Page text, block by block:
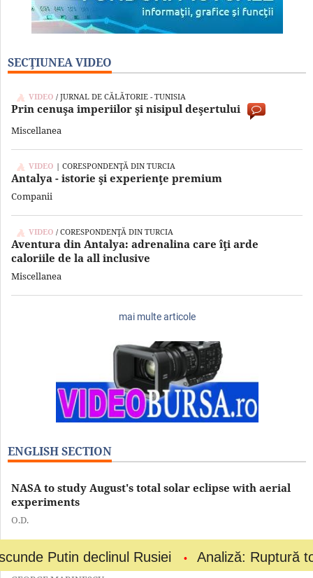
declinul Rusiei Analiză: Ruptură totală la
SECŢIUNEA VIDEO
VIDEO / JURNAL DE CĂLĂTORIE - TUNISIA
Prin cenuşa imperiilor şi nisipul deşertului
Miscellanea
VIDEO | CORESPONDENŢĂ DIN TURCIA
Antalya - istorie şi experienţe premium
Companii
VIDEO / CORESPONDENŢĂ DIN TURCIA
Aventura din Antalya: adrenalina care îţi arde
caloriile de la all inclusive
Miscellanea
mai multe articole
ENGLISH SECTION
NASA to study August's total solar eclipse with aerial
experiments
O.D.
War economy: How Putin hides Russia's decline